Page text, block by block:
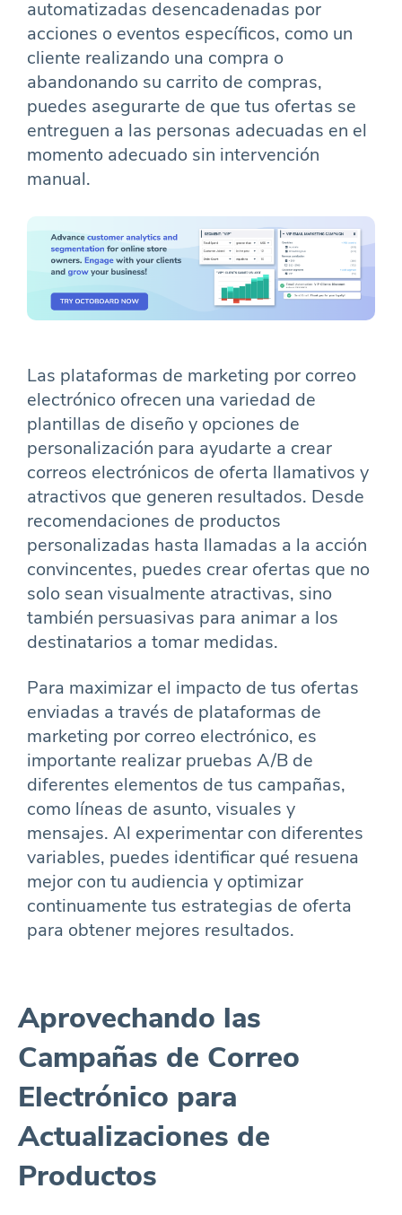
automatizadas desencadenadas por
acciones o eventos específicos, como un
cliente realizando una compra o
abandonando su carrito de compras,
puedes asegurarte de que tus ofertas se
entreguen a las personas adecuadas en el
momento adecuado sin intervención
manual.
Las plataformas de marketing por correo
electrónico ofrecen una variedad de
plantillas de diseño y opciones de
personalización para ayudarte a crear
correos electrónicos de oferta llamativos y
atractivos que generen resultados. Desde
recomendaciones de productos
personalizadas hasta llamadas a la acción
convincentes, puedes crear ofertas que no
solo sean visualmente atractivas, sino
también persuasivas para animar a los
destinatarios a tomar medidas.
Para maximizar el impacto de tus ofertas
enviadas a través de plataformas de
marketing por correo electrónico, es
importante realizar pruebas A/B de
diferentes elementos de tus campañas,
como líneas de asunto, visuales y
mensajes. Al experimentar con diferentes
variables, puedes identificar qué resuena
mejor con tu audiencia y optimizar
continuamente tus estrategias de oferta
para obtener mejores resultados.
Aprovechando las
Campañas de Correo
Electrónico para
Actualizaciones de
Productos